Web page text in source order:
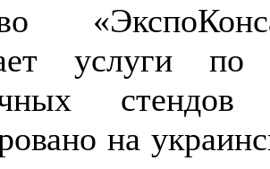
услуги по
на